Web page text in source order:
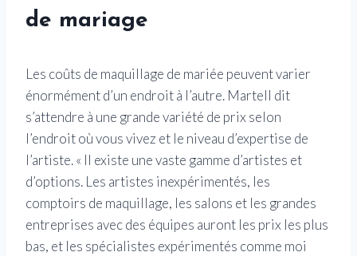
de mariage
Les coûts de maquillage de mariée peuvent varier
énormément d’un endroit à l’autre. Martell dit
s’attendre à une grande variété de prix selon
l’endroit où vous vivez et le niveau d’expertise de
l’artiste. « Il existe une vaste gamme d’artistes et
d’options. Les artistes inexpérimentés, les
comptoirs de maquillage, les salons et les grandes
entreprises avec des équipes auront les prix les plus
bas, et les spécialistes expérimentés comme moi